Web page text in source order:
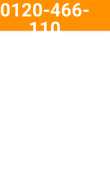
0120-466-
110